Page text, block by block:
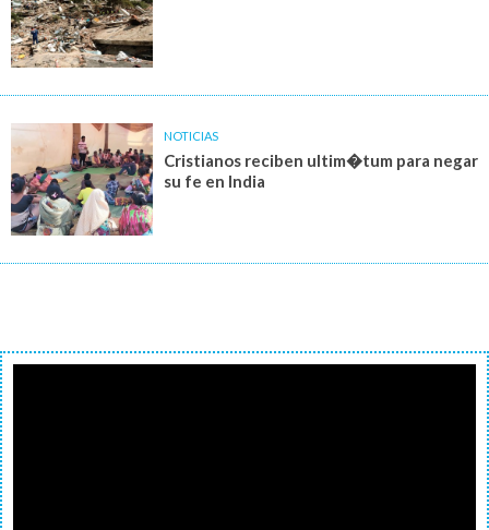
NOTICIAS
Cristianos reciben ultim�tum para negar
su fe en India